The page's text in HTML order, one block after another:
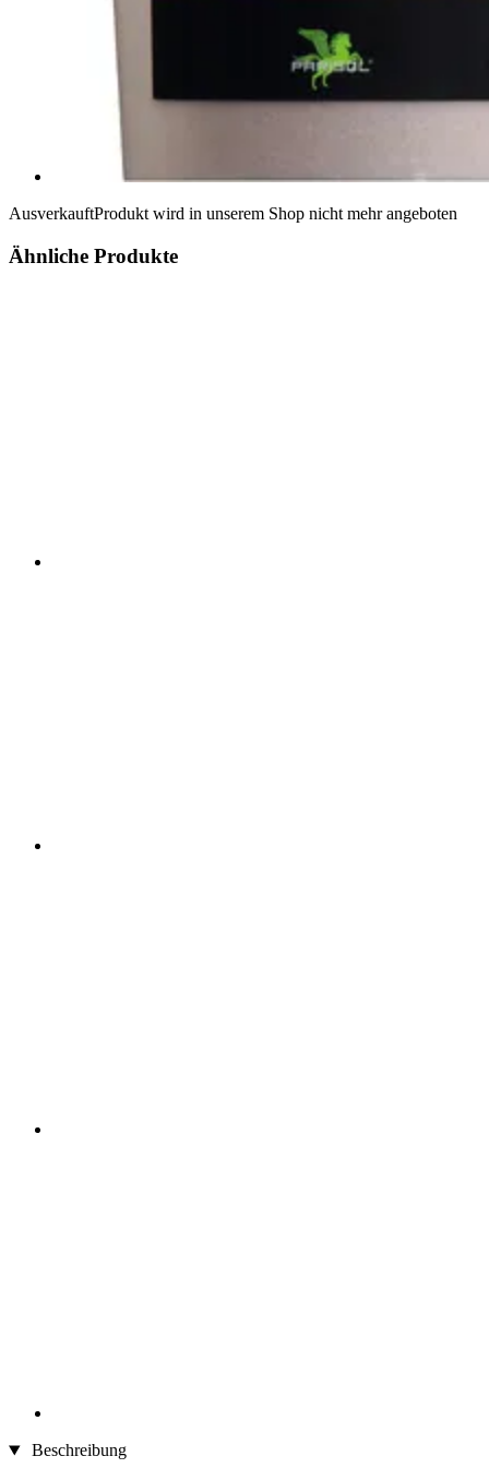
AusverkauftProdukt wird in unserem Shop nicht mehr angeboten
Ähnliche Produkte
Beschreibung